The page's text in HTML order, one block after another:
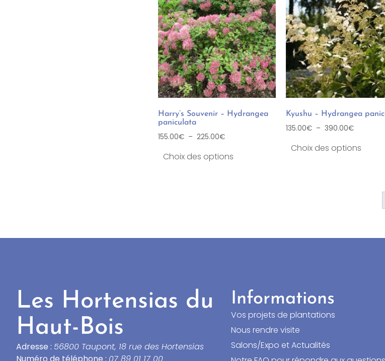
Harry’s Souvenir – Hydrangea
paniculata
155.00€ – 225.00€
Choix des options
Kyushu – Hydrangea
135.00€ – 390.00€
Choix des options
Les Hortensias du
Haut-Bois
Adresse : 56800 Taupont, 18 rue des Hortensias
Informations
Vos projets de plantations
Nous rendre visite
Salons/Expo et Actualités